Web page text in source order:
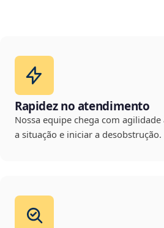
Rapidez no atendimento
Nossa equipe chega com
a situação e iniciar a desobstrução.